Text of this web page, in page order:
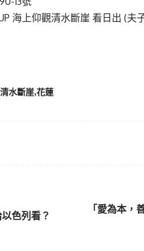
海上仰觀清水斷崖 看日出 (夫
清水斷崖 花蓮
色列看？
「愛為本，